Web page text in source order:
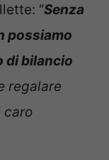
“Senza
possiamo
di bilancio
regalare
caro